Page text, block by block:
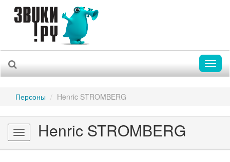
Персоны Henric STROMBERG
Toggle
navigation
Henric STROMBERG